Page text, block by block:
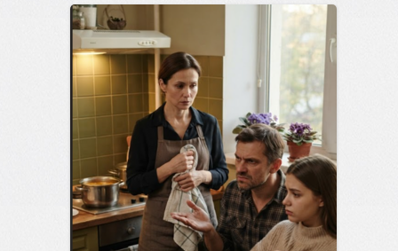
сайт.23:4006 авг 2026